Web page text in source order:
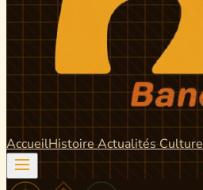
AccueilHistoire ActualitésCulture